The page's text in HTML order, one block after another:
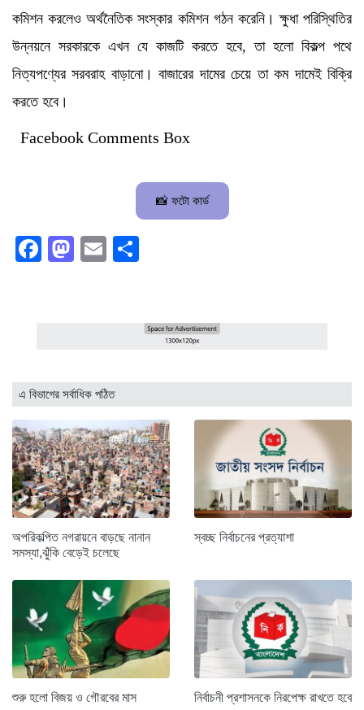
কমিশন করলেও অর্থনৈতিক সংস্কার কমিশন গঠন করেনি। ক্ষুধা পরিস্থিতির
উন্নয়নে সরকারকে এখন যে কাজটি করতে হবে, তা হলো বিকল্প পথে
নিত্যপণ্যের সরবরাহ বাড়ানো। বাজারের দামের চেয়ে তা কম দামেই বিক্রি
করতে হবে।
Facebook Comments Box
📸 ফটো কার্ড
Facebook
Mastodon
Email
এ বিভাগের সর্বাধিক পঠিত
অপরিকল্পিত নগরায়নে বাড়ছে নানান
সমস্যা,ঝুঁকি বেড়েই চলেছে
স্বচ্ছ নির্বাচনের প্রত্যাশা
শুরু হলো বিজয় ও গৌরবের মাস নির্বাচনী প্রশাসনকে নিরপেক্ষ রাখতে হবে